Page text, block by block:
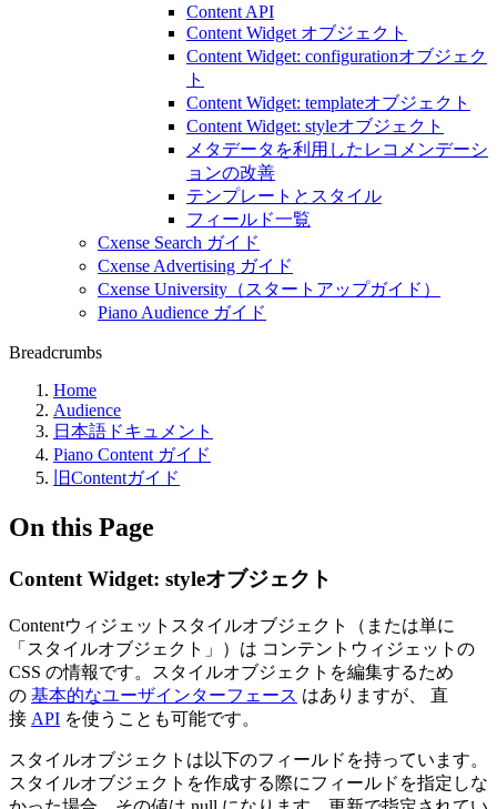
Content API
Content Widget オブジェクト
Content Widget: configurationオブジェク
ト
Content Widget: templateオブジェクト
Content Widget: styleオブジェクト
メタデータを利用したレコメンデーシ
ョンの改善
テンプレートとスタイル
フィールド一覧
Cxense Search ガイド
Cxense Advertising ガイド
Cxense University（スタートアップガイド）
Piano Audience ガイド
Breadcrumbs
Home
Audience
日本語ドキュメント
Piano Content ガイド
旧Contentガイド
On this Page
Content Widget: styleオブジェクト
Contentウィジェットスタイルオブジェクト（または単に
「スタイルオブジェクト」）は コンテントウィジェットの
CSS の情報です。スタイルオブジェクトを編集するため
の 基本的なユーザインターフェース はありますが、 直
接 API を使うことも可能です。
スタイルオブジェクトは以下のフィールドを持っています。
スタイルオブジェクトを作成する際にフィールドを指定しな